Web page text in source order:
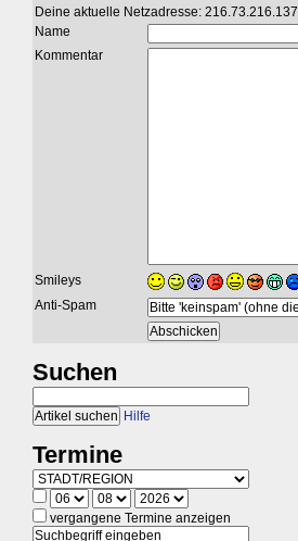
Deine aktuelle Netzadresse: 216.73.216.137
Name
Kommentar
Smileys
Anti-Spam
Suchen
Hilfe
Termine
vergangene Termine anzeigen